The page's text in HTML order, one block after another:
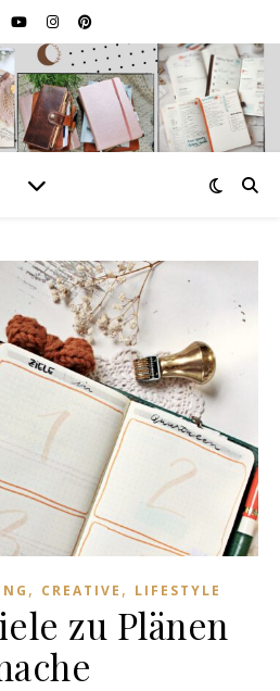
, CREATIVE , LIFESTYLE
zu Plänen